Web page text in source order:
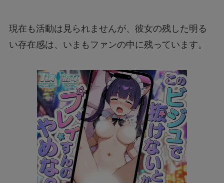
現在も活動は見られませんが、彼女の残した明る
い存在感は、いまもファンの中に残っています。